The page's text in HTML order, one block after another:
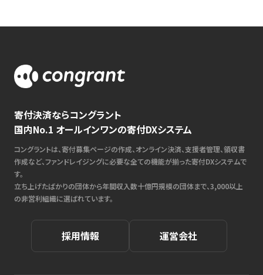
寄付決済ならコングラント
国内No.1 オールインワンの寄付DXシステム
コングラントは、寄付募集ページの作成、オンライン決済、支援者管理、領収書
作成など、ファンドレイジングに必要な全ての機能が揃った寄付DXシステムで
す。
立ち上げたばかりの団体から年間収入数十億円規模の団体まで、3,000以上
の非営利組織に選ばれています。
採用情報 運営会社